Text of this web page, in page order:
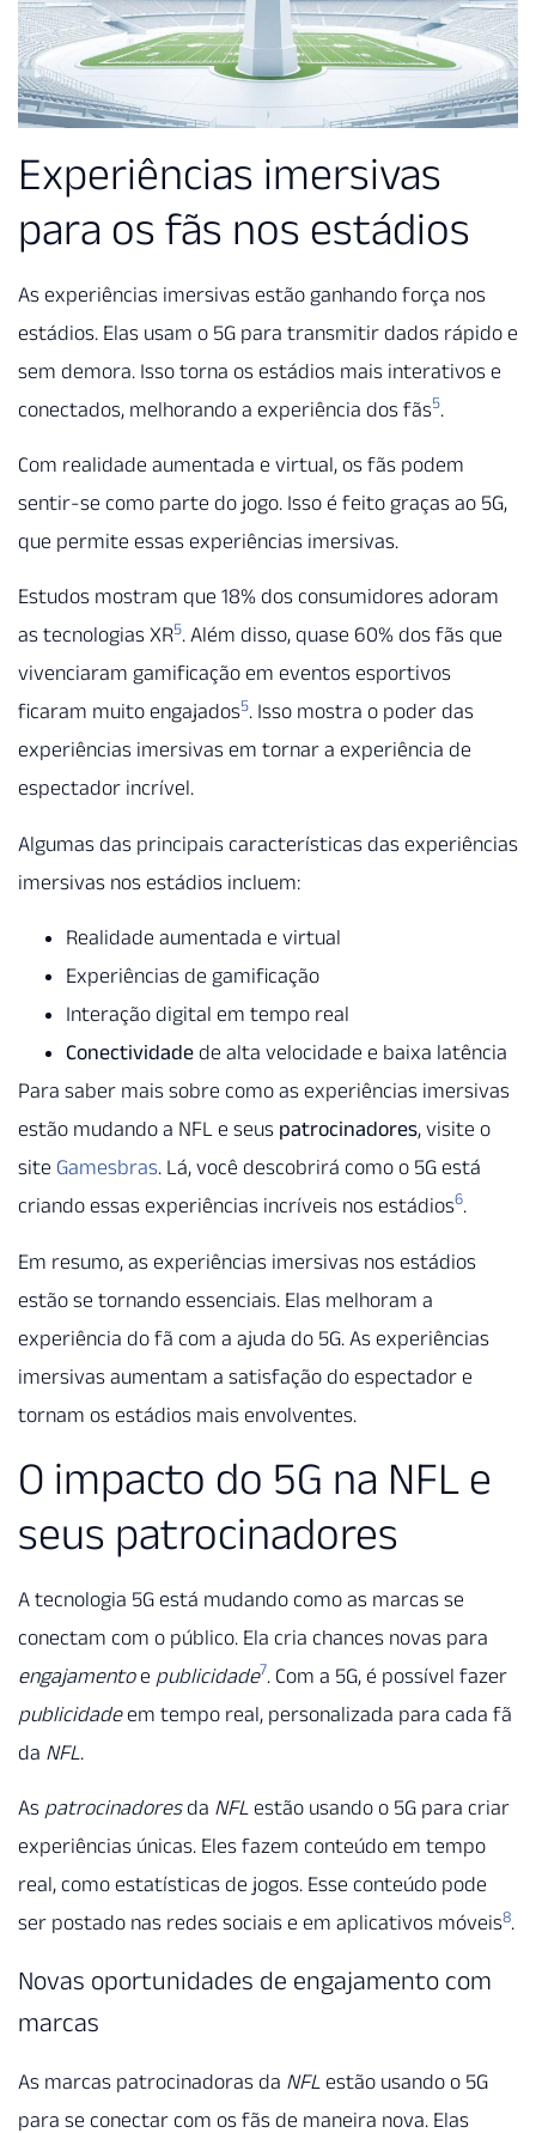
Experiências imersivas
para os fãs nos estádios
As experiências imersivas estão ganhando força nos
estádios. Elas usam o 5G para transmitir dados rápido e
sem demora. Isso torna os estádios mais interativos e
conectados, melhorando a experiência dos fãs5.
Com realidade aumentada e virtual, os fãs podem
sentir-se como parte do jogo. Isso é feito graças ao 5G,
que permite essas experiências imersivas.
Estudos mostram que 18% dos consumidores adoram
as tecnologias XR5. Além disso, quase 60% dos fãs que
vivenciaram gamificação em eventos esportivos
ficaram muito engajados5. Isso mostra o poder das
experiências imersivas em tornar a experiência de
espectador incrível.
Algumas das principais características das experiências
imersivas nos estádios incluem:
Realidade aumentada e virtual
Experiências de gamificação
Interação digital em tempo real
Conectividade de alta velocidade e baixa latência
Para saber mais sobre como as experiências imersivas
estão mudando a NFL e seus patrocinadores, visite o
site Gamesbras. Lá, você descobrirá como o 5G está
criando essas experiências incríveis nos estádios6.
Em resumo, as experiências imersivas nos estádios
estão se tornando essenciais. Elas melhoram a
experiência do fã com a ajuda do 5G. As experiências
imersivas aumentam a satisfação do espectador e
tornam os estádios mais envolventes.
O impacto do 5G na NFL e
seus patrocinadores
A tecnologia 5G está mudando como as marcas se
conectam com o público. Ela cria chances novas para
engajamentoe publicidade7. Com a 5G, é possível fazer
publicidadeem tempo real, personalizada para cada fã
da NFL .
As patrocinadoresda NFL estão usando o 5G para criar
experiências únicas. Eles fazem conteúdo em tempo
real, como estatísticas de jogos. Esse conteúdo pode
ser postado nas redes sociais e em aplicativos móveis8.
Novas oportunidades de engajamento com
marcas
As marcas patrocinadoras da NFL estão usando o 5G
para se conectar com os fãs de maneira nova. Elas